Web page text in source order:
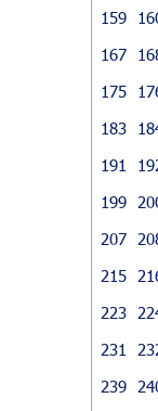
159
167
175
183
191
199
207
215
223
231
239